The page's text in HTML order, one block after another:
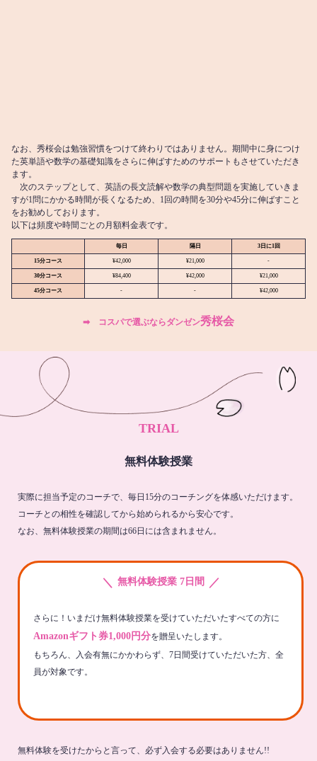
なお、秀桜会は勉強習慣をつけて終わりではありません。期間中に身につけ
た英単語や数学の基礎知識をさらに伸ばすためのサポートもさせていただき
ます。
次のステップとして、英語の長文読解や数学の典型問題を実施していきま
すが1問にかかる時間が長くなるため、1回の時間を30分や45分に伸ばすこと
をお勧めしております。
以下は頻度や時間ごとの月額料金表です。
毎日 隔日 3日に1回
15分コース ¥42,000 ¥21,000 -
30分コース ¥84,400 ¥42,000 ¥21,000
45分コース - - ¥42,000
➡︎ コスパで選ぶならダンゼン秀桜会
TRIAL
無料体験授業
実際に担当予定のコーチで、毎日15分のコーチングを体感いただけます。
コーチとの相性を確認してから始められるから安心です。
なお、無料体験授業の期間は66日には含まれません。
＼ 無料体験授業 7日間 ／
さらに！いまだけ無料体験授業を受けていただいたすべての方に
Amazonギフト券1,000円分を贈呈いたします。
もちろん、入会有無にかかわらず、7日間受けていただいた方、全
員が対象です。
無料体験を受けたからと言って、必ず入会する必要はありません!!